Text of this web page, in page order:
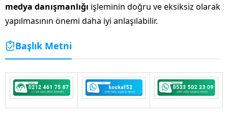
medya danışmanlığı işleminin doğru ve eksiksiz olarak
yapılmasının önemi daha iyi anlaşılabilir.
Başlık Metni